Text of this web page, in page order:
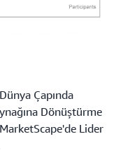
Çapında
Dönüştürme
Lider